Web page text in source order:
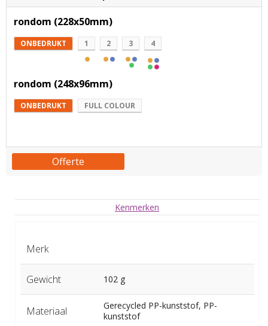
rondom (228x50mm)
ONBEDRUKT 1 2 3 4
rondom (248x96mm)
ONBEDRUKT FULL COLOUR
Offerte
Kenmerken
Merk
Gewicht 102 g
Materiaal
Gerecycled PP-kunststof, PP-
kunststof